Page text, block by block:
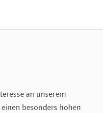
an unserem
besonders hohen